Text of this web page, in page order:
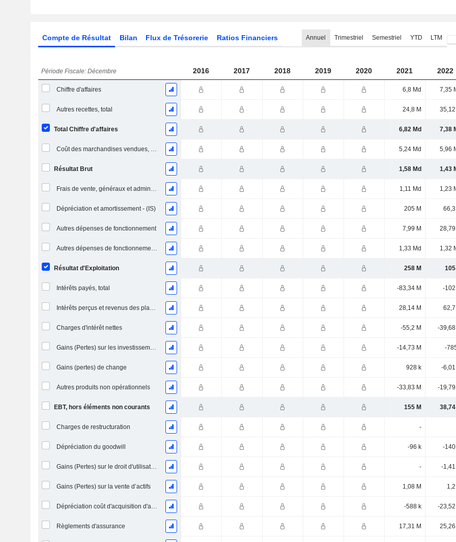
Compte de Résultat Bilan Flux de Trésorerie Ratios Financiers Annuel Trimestriel Semestriel YTD LTM
Période Fiscale: Décembre 2016 2017 2018 2019 2020 2021 2022
Chiffre d'affaires 6,8 Md 7,35
Autres recettes, total 24,8 M 35,12
Total Chiffre d'affaires 6,82 Md 7,38
Coût des marchandises vendues, total 5,24 Md 5,96
Résultat Brut 1,58 Md 1,43
Frais de vente, généraux et administratifs, total 1,11 Md 1,23
Dépréciation et amortissement - (IS) 205 M 66,3
Autres dépenses de fonctionnement 7,99 M 28,79
Autres dépenses de fonctionnement, total 1,33 Md 1,32
Résultat d'Exploitation 258 M 105
Intérêts payés, total -83,34 M -102
Intérêts perçus et revenus des placements 28,14 M 62,7
Charges d'intérêt nettes -55,2 M -39,68
Gains (Pertes) sur les investissements en actions -14,73 M -
Gains (pertes) de change 928 k -6,01
Autres produits non opérationnels -33,83 M -19,79
EBT, hors éléments non courants 155 M 38,74
Charges de restructuration -
Dépréciation du goodwill -96 k -140
Gains (Pertes) sur le droit d'utilisation d'actifs - -1,41
Gains (Pertes) sur la vente d’actifs 1,08 M
Dépréciation coût d'acquisition d'actifs -588 k -23,52
Règlements d'assurance 17,31 M 25,26